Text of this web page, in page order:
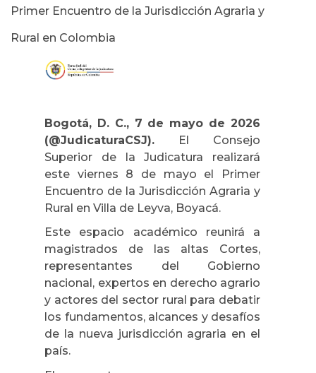
Primer Encuentro de la Jurisdicción Agraria y
Rural en Colombia
Bogotá, D. C., 7 de mayo de 2026
(@JudicaturaCSJ). El Consejo
Superior de la Judicatura realizará
este viernes 8 de mayo el Primer
Encuentro de la Jurisdicción Agraria y
Rural en Villa de Leyva, Boyacá.
Este espacio académico reunirá a
magistrados de las altas Cortes,
representantes del Gobierno
nacional, expertos en derecho agrario
y actores del sector rural para debatir
los fundamentos, alcances y desafíos
de la nueva jurisdicción agraria en el
país.